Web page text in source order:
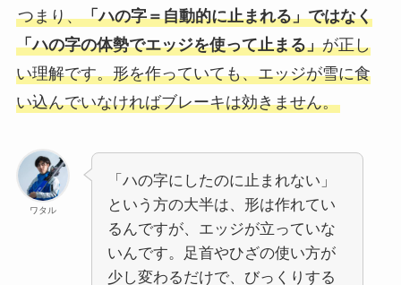
つまり、「ハの字＝自動的に止まれる」ではなく
「ハの字の体勢でエッジを使って止まる」が正し
い理解です。形を作っていても、エッジが雪に食
い込んでいなければブレーキは効きません。
ワタル
「ハの字にしたのに止まれない」
という方の大半は、形は作れてい
るんですが、エッジが立っていな
いんです。足首やひざの使い方が
少し変わるだけで、びっくりする